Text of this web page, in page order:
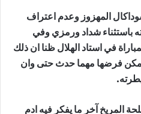
المهزوز وعدم اعتراف
باستثناء شداد ورمزي وفي
في استاد الهلال ظنا ان ذلك
فرضها مهما حدث حتى وان
المريخ آخر ما يفكر فيه ادم